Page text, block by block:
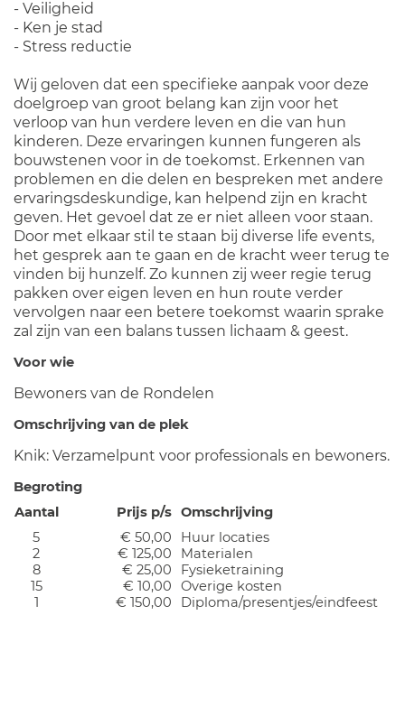
- Veiligheid
- Ken je stad
- Stress reductie
Wij geloven dat een specifieke aanpak voor deze
doelgroep van groot belang kan zijn voor het
verloop van hun verdere leven en die van hun
kinderen. Deze ervaringen kunnen fungeren als
bouwstenen voor in de toekomst. Erkennen van
problemen en die delen en bespreken met andere
ervaringsdeskundige, kan helpend zijn en kracht
geven. Het gevoel dat ze er niet alleen voor staan.
Door met elkaar stil te staan bij diverse life events,
het gesprek aan te gaan en de kracht weer terug te
vinden bij hunzelf. Zo kunnen zij weer regie terug
pakken over eigen leven en hun route verder
vervolgen naar een betere toekomst waarin sprake
zal zijn van een balans tussen lichaam & geest.
Voor wie
Bewoners van de Rondelen
Omschrijving van de plek
Knik: Verzamelpunt voor professionals en bewoners.
Begroting
Aantal
Prijs p/s Omschrijving
5
€ 50,00
Huur locaties
2
€ 125,00
Materialen
8
€ 25,00
Fysieketraining
15
€ 10,00
Overige kosten
1
€ 150,00 Diploma/presentjes/eindfeest